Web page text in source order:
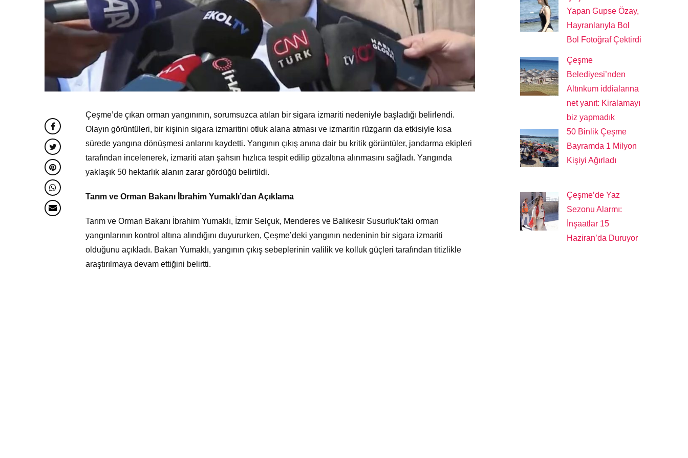
Çeşme’de çıkan orman yangınının, sorumsuzca atılan bir sigara izmariti nedeniyle başladığı belirlendi.
Olayın görüntüleri, bir kişinin sigara izmaritini otluk alana atması ve izmaritin rüzgarın da etkisiyle kısa
sürede yangına dönüşmesi anlarını kaydetti. Yangının çıkış anına dair bu kritik görüntüler, jandarma ekipleri
tarafından incelenerek, izmariti atan şahsın hızlıca tespit edilip gözaltına alınmasını sağladı. Yangında
yaklaşık 50 hektarlık alanın zarar gördüğü belirtildi.
Tarım ve Orman Bakanı İbrahim Yumaklı’dan Açıklama
Tarım ve Orman Bakanı İbrahim Yumaklı, İzmir Selçuk, Menderes ve Balıkesir Susurluk’taki orman
yangınlarının kontrol altına alındığını duyururken, Çeşme’deki yangının nedeninin bir sigara izmariti
olduğunu açıkladı. Bakan Yumaklı, yangının çıkış sebeplerinin valilik ve kolluk güçleri tarafından titizlikle
araştırılmaya devam ettiğini belirtti.
Yapan Gupse Özay,
Hayranlarıyla Bol
Bol Fotoğraf Çektirdi
Çeşme
Belediyesi’nden
Altınkum iddialarına
net yanıt: Kiralamayı
biz yapmadık
50 Binlik Çeşme
Bayramda 1 Milyon
Kişiyi Ağırladı
Çeşme’de Yaz
Sezonu Alarmı:
İnşaatlar 15
Haziran’da Duruyor